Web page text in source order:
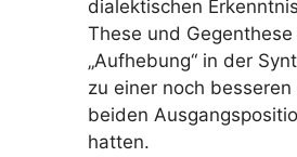
dialektischen
These und
„Aufhebung“ in der
zu einer noch
beiden
hatten.